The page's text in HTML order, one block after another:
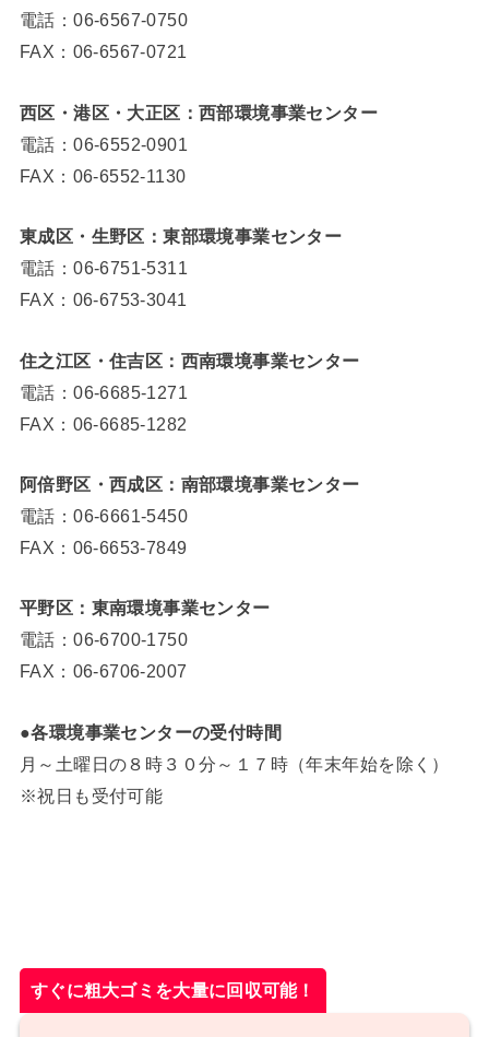
電話：06-6567-0750
FAX：06-6567-0721
西区・港区・大正区：西部環境事業センター
電話：06-6552-0901
FAX：06-6552-1130
東成区・生野区：東部環境事業センター
電話：06-6751-5311
FAX：06-6753-3041
住之江区・住吉区：西南環境事業センター
電話：06-6685-1271
FAX：06-6685-1282
阿倍野区・西成区：南部環境事業センター
電話：06-6661-5450
FAX：06-6653-7849
平野区：東南環境事業センター
電話：06-6700-1750
FAX：06-6706-2007
●各環境事業センターの受付時間
月～土曜日の８時３０分～１７時（年末年始を除く）
※祝日も受付可能
すぐに粗大ゴミを大量に回収可能！